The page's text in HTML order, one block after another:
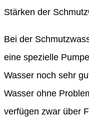
Stärken der
Bei der
eine spezielle
Wasser noch sehr
Wasser ohne
verfügen zwar über